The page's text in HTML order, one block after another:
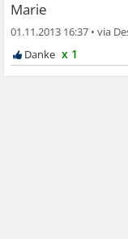
Marie
01.11.2013 16:37 •
x 1